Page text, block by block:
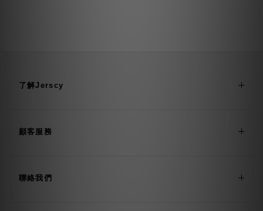
了解Jerscy
顧客服務
聯絡我們